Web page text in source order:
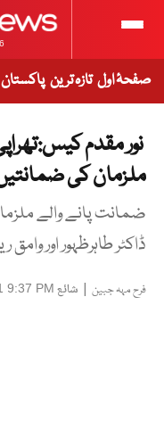
صفحۂ اول تازہ ترین پاکستان
ملزمان کی
ضمانت پانے والے
ڈاکٹر طاہرظہور اور
فرح مہہ جبین | شائع 9:37 PM